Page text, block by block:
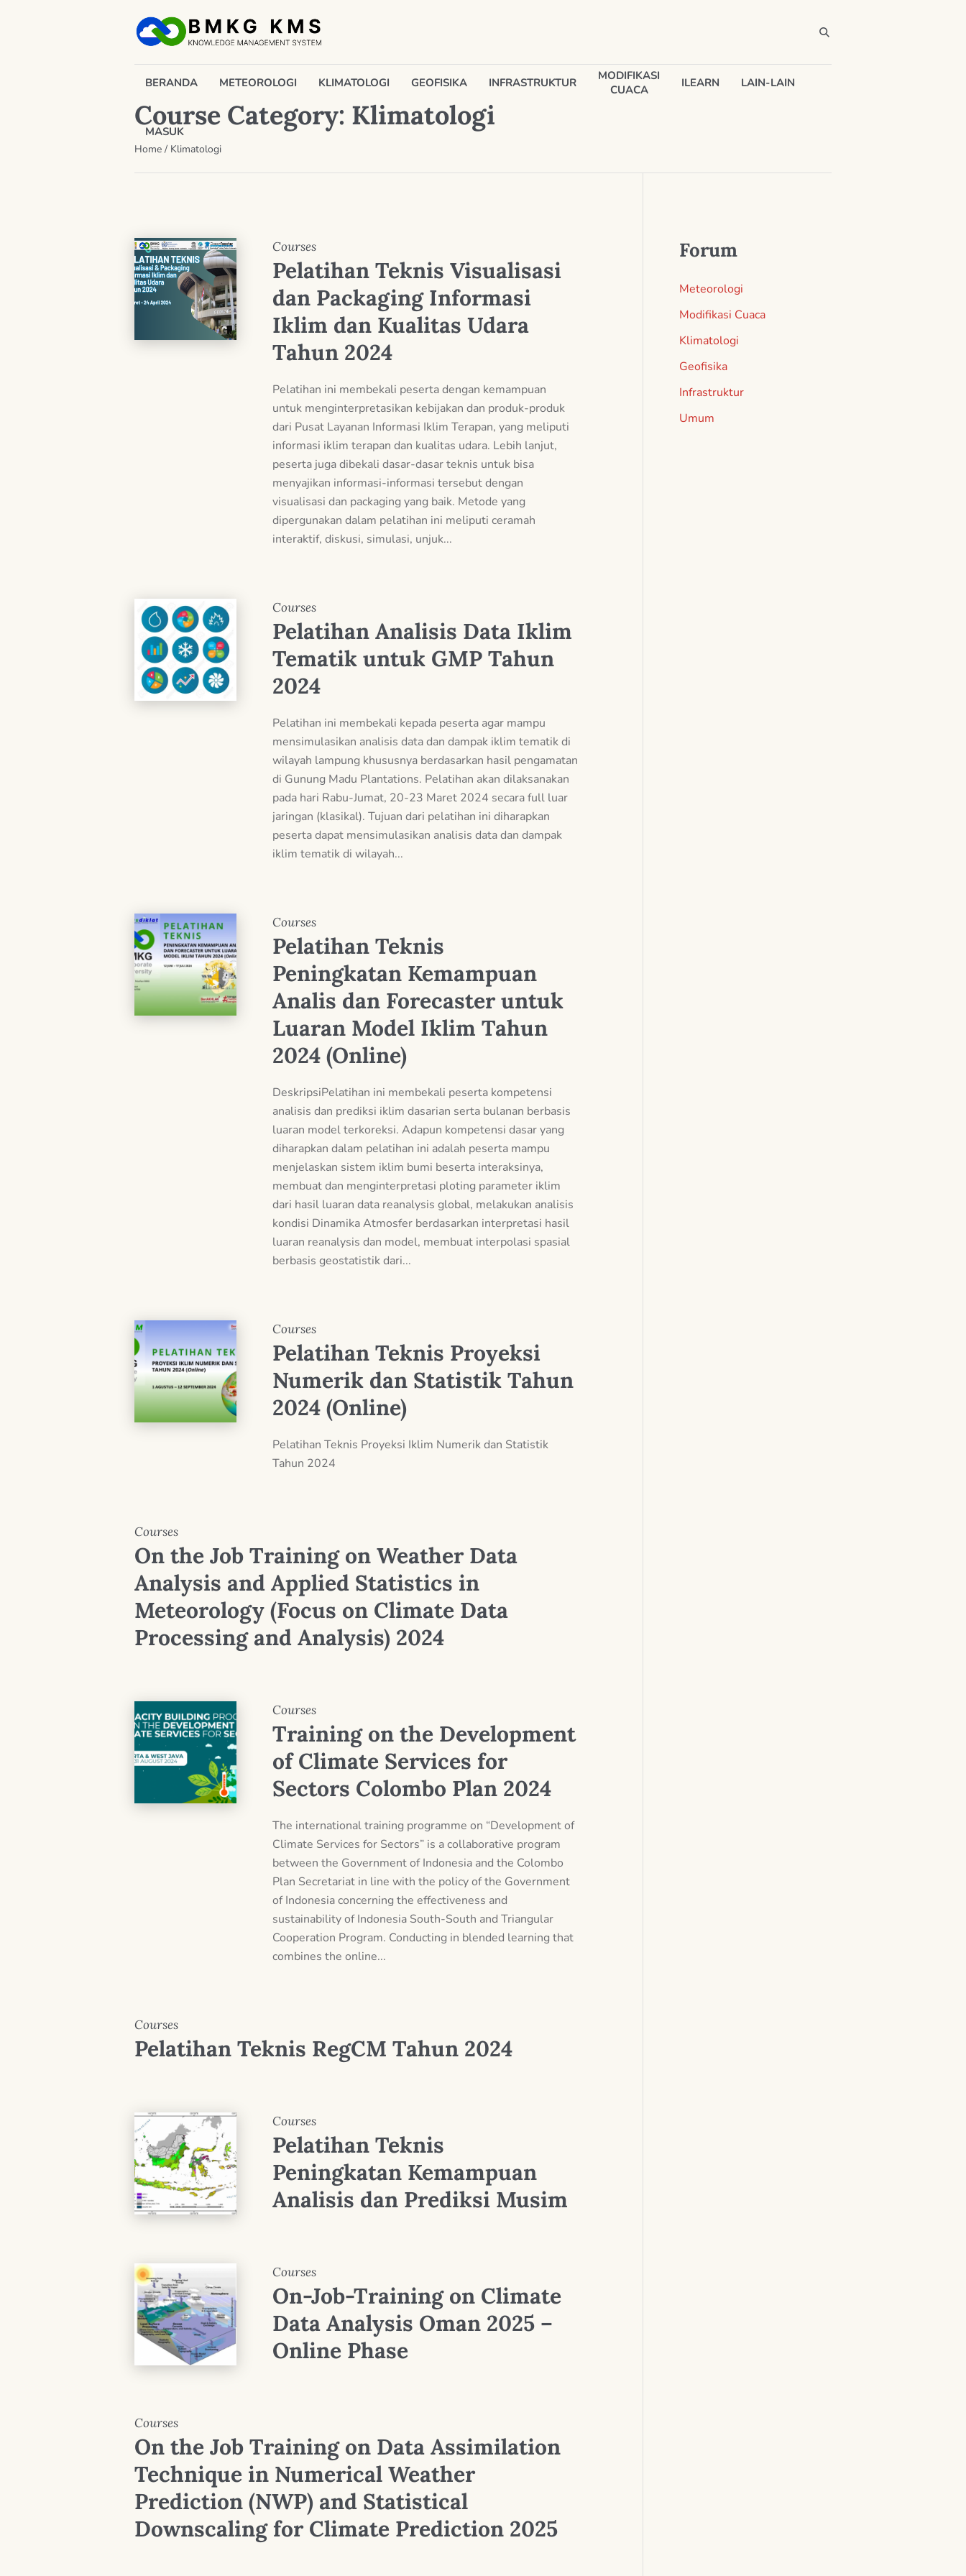
BERANDA METEOROLOGI KLIMATOLOGI GEOFISIKA INFRASTRUKTUR
MODIFIKASI
CUACA
ILEARN LAIN-LAIN
MASUK
Course Category: Klimatologi
Home / Klimatologi
Courses
Pelatihan Teknis Visualisasi
dan Packaging Informasi
Iklim dan Kualitas Udara
Tahun 2024
Pelatihan ini membekali peserta dengan kemampuan
untuk menginterpretasikan kebijakan dan produk-produk
dari Pusat Layanan Informasi Iklim Terapan, yang meliputi
informasi iklim terapan dan kualitas udara. Lebih lanjut,
peserta juga dibekali dasar-dasar teknis untuk bisa
menyajikan informasi-informasi tersebut dengan
visualisasi dan packaging yang baik. Metode yang
dipergunakan dalam pelatihan ini meliputi ceramah
interaktif, diskusi, simulasi, unjuk...
Courses
Pelatihan Analisis Data Iklim
Tematik untuk GMP Tahun
2024
Pelatihan ini membekali kepada peserta agar mampu
mensimulasikan analisis data dan dampak iklim tematik di
wilayah lampung khususnya berdasarkan hasil pengamatan
di Gunung Madu Plantations. Pelatihan akan dilaksanakan
pada hari Rabu-Jumat, 20-23 Maret 2024 secara full luar
jaringan (klasikal). Tujuan dari pelatihan ini diharapkan
peserta dapat mensimulasikan analisis data dan dampak
iklim tematik di wilayah...
Courses
Pelatihan Teknis
Peningkatan Kemampuan
Analis dan Forecaster untuk
Luaran Model Iklim Tahun
2024 (Online)
DeskripsiPelatihan ini membekali peserta kompetensi
analisis dan prediksi iklim dasarian serta bulanan berbasis
luaran model terkoreksi. Adapun kompetensi dasar yang
diharapkan dalam pelatihan ini adalah peserta mampu
menjelaskan sistem iklim bumi beserta interaksinya,
membuat dan menginterpretasi ploting parameter iklim
dari hasil luaran data reanalysis global, melakukan analisis
kondisi Dinamika Atmosfer berdasarkan interpretasi hasil
luaran reanalysis dan model, membuat interpolasi spasial
berbasis geostatistik dari...
Courses
Pelatihan Teknis Proyeksi
Numerik dan Statistik Tahun
2024 (Online)
Pelatihan Teknis Proyeksi Iklim Numerik dan Statistik
Tahun 2024
Courses
On the Job Training on Weather Data
Analysis and Applied Statistics in
Meteorology (Focus on Climate Data
Processing and Analysis) 2024
Courses
Training on the Development
of Climate Services for
Sectors Colombo Plan 2024
The international training programme on “Development of
Climate Services for Sectors” is a collaborative program
between the Government of Indonesia and the Colombo
Plan Secretariat in line with the policy of the Government
of Indonesia concerning the effectiveness and
sustainability of Indonesia South-South and Triangular
Cooperation Program. Conducting in blended learning that
combines the online...
Courses
Pelatihan Teknis RegCM Tahun 2024
Courses
Pelatihan Teknis
Peningkatan Kemampuan
Analisis dan Prediksi Musim
Courses
On-Job-Training on Climate
Data Analysis Oman 2025 –
Online Phase
Courses
On the Job Training on Data Assimilation
Technique in Numerical Weather
Prediction (NWP) and Statistical
Downscaling for Climate Prediction 2025
Forum
Meteorologi
Modifikasi Cuaca
Klimatologi
Geofisika
Infrastruktur
Umum